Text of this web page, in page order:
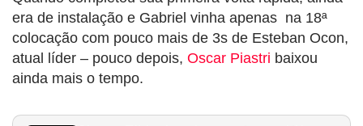
era de instalação e Gabriel vinha apenas na 18ª
colocação com pouco mais de 3s de Esteban Ocon,
atual líder – pouco depois, Oscar Piastri baixou
ainda mais o tempo.